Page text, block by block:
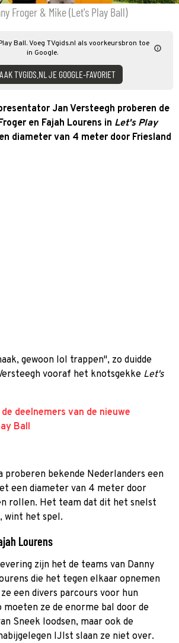
Froger & Mike (Let's Play Ball)
Ball. Voeg TVgids.nl als voorkeursbron toe
in Google.
TVGIDS.NL JE GOOGLE-FAVORIET
Jan Versteegh proberen de
en Fajah Lourens in Let's Play
diameter van 4 meter door Friesland
gewoon lol trappen", zo duidde
vooraf het knotsgekke Let's
deelnemers van de nieuwe
Ball
proberen bekende Nederlanders een
een diameter van 4 meter door
rollen. Het team dat dit het snelst
wint het spel.
Lourens
zijn het de teams van Danny
die het tegen elkaar opnemen
een divers parcours voor hun
moeten ze de enorme bal door de
Sneek loodsen, maar ook de
IJlst slaan ze niet over.